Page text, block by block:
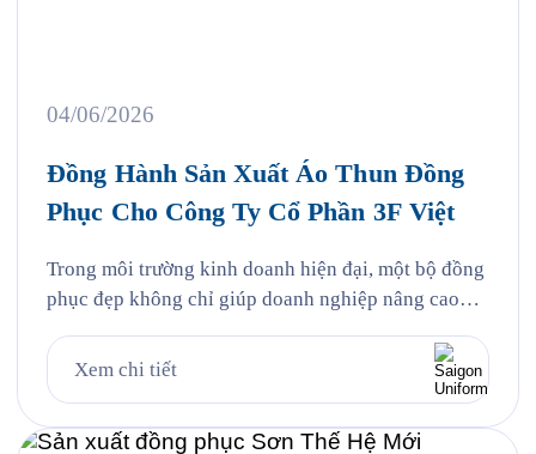
04/06/2026
Đồng Hành Sản Xuất Áo Thun Đồng
Phục Cho Công Ty Cổ Phần 3F Việt
Trong môi trường kinh doanh hiện đại, một bộ đồng
phục đẹp không chỉ giúp doanh nghiệp nâng cao
tạo nên hình ảnh chuyên nghiệp, chỉn chu trong mắt
khách hàng và đối tác. Đồng thời, đây cũng là yếu
Xem chi tiết